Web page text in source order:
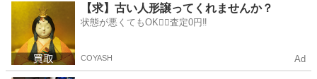
春田駅 椅子 アニマルスツール
【求】古い人形譲ってくれませんか？
状態が悪くてもOK🙆‍♀️査定0円‼️
COYASH Ad